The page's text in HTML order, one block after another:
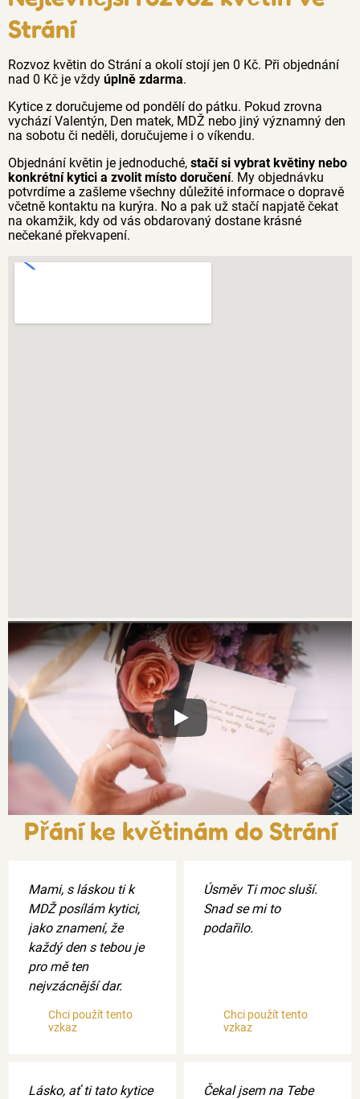
Strání
Rozvoz květin do Strání a okolí stojí jen 0 Kč. Při objednání
nad 0 Kč je vždy úplně zdarma.
Kytice z doručujeme od pondělí do pátku. Pokud zrovna
vychází Valentýn, Den matek, MDŽ nebo jiný významný den
na sobotu či neděli, doručujeme i o víkendu.
Objednání květin je jednoduché, stačí si vybrat květiny nebo
konkrétní kytici a zvolit místo doručení. My objednávku
potvrdíme a zašleme všechny důležité informace o dopravě
včetně kontaktu na kurýra. No a pak už stačí napjatě čekat
na okamžik, kdy od vás obdarovaný dostane krásné
nečekané překvapení.
Xxx
Přání ke květinám do Strání
Mami, s láskou ti k
MDŽ posílám kytici,
jako znamení, že
každý den s tebou je
pro mě ten
nejvzácnější dar.
Chci použít tento
vzkaz
Úsměv Ti moc sluší.
Snad se mi to
podařilo.
Chci použít tento
vzkaz
Lásko, ať ti tato kytice
Čekal jsem na Tebe